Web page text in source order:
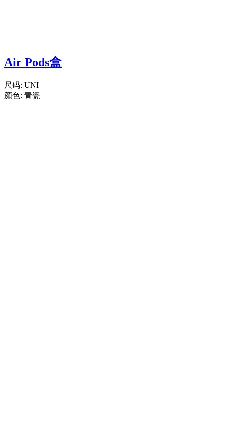
Air Pods盒
尺码: UNI
颜色: 青瓷